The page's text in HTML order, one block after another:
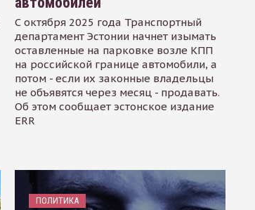
С октября 2025 года Транспортный
департамент Эстонии начнет изымать
оставленные на парковке возле КПП
на российской границе автомобили, а
потом - если их законные владельцы
не объявятся через месяц - продавать.
Об этом сообщает эстонское издание
ERR
ПОЛИТИКА